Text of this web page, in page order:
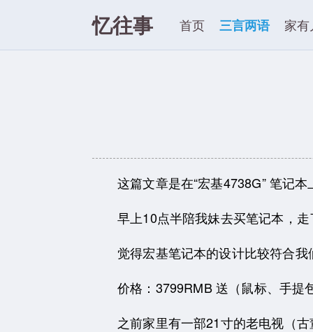
忆往事 首页 三言两语 家
这篇文章是在“宏基4738G” 笔记本
早上10点半陪我妹去买笔记本，
觉得宏基笔记本的设计比较符合
价格：3799RMB 送（鼠标、手提
之前家里有一部21寸的老电视（